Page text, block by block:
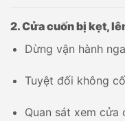
2. Cửa cuốn bị kẹt,
Dừng vận hành
Tuyệt đối không
Quan sát xem